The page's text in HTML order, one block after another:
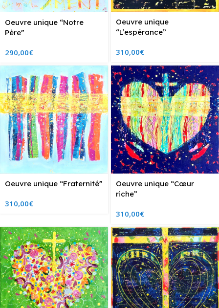
Oeuvre unique “Notre
Père”
290,00€
Oeuvre unique
“L’espérance”
310,00€
Oeuvre unique “Fraternité”
310,00€
Oeuvre unique “Cœur
riche”
310,00€